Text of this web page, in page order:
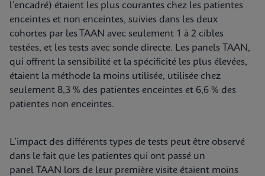
l’encadré) étaient les plus courantes chez les patientes
enceintes et non enceintes, suivies dans les deux
cohortes par les TAAN avec seulement 1 à 2 cibles
testées, et les tests avec sonde directe. Les panels TAAN,
qui offrent la sensibilité et la spécificité les plus élevées,
étaient la méthode la moins utilisée, utilisée chez
seulement 8,3 % des patientes enceintes et 6,6 % des
patientes non enceintes.
L’impact des différents types de tests peut être observé
dans le fait que les patientes qui ont passé un
panel TAAN lors de leur première visite étaient moins